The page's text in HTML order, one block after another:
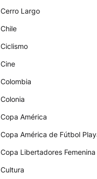
Cerro Largo
Chile
Ciclismo
Cine
Colombia
Colonia
Copa América
Copa América de Fútbol
Copa Libertadores Femenina
Cultura